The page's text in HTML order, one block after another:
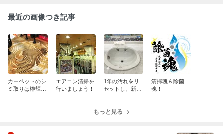
最近の画像つき記事
カーペットのシ
ミ取りは榊輝社
エアコン清掃を
行いましょう！
1年の汚れをリ
セットし、新た
か！
清掃魂＆除菌
魂！
もっと見る